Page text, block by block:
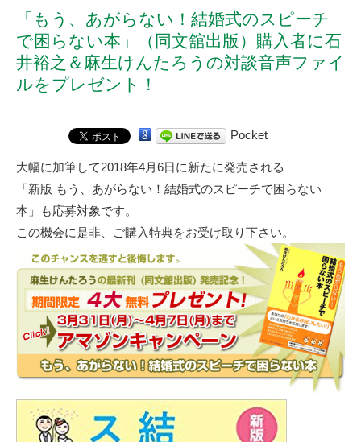
「もう、あがらない！結婚式のスピーチ
で困らない本」（同文舘出版）購入者に石
井裕之＆麻生けんたろうの対談音声ファイ
ルをプレゼント！
Pocket
大幅に加筆して2018年4月6日に新たに発売される
「新版 もう、あがらない！結婚式のスピーチで困らない
本 」も応募対象です。
この機会に是非、ご購入特典をお受け取り下さい。